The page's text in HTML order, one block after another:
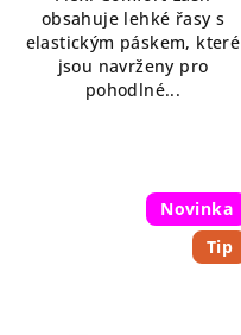
obsahuje lehké řasy s
elastickým páskem, které
jsou navrženy pro
pohodlné...
Novinka
Tip